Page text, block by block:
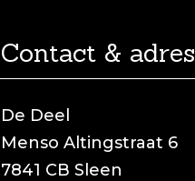
Contact & adres
De Deel
Menso Altingstraat 6
7841 CB Sleen